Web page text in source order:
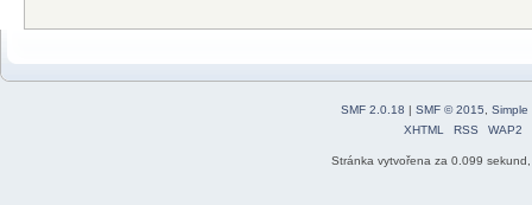
SMF 2.0.18 | SMF © 2015, Simple
XHTML
RSS WAP2
Stránka vytvořena za 0.099